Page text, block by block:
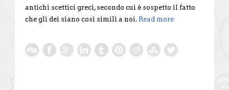
antichi scettici greci, secondo cui è sospetto il fatto
che gli dei siano così simili a noi. Read more